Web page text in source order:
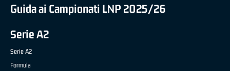
Guida ai Campionati LNP 2025/26
Serie A2
Serie A2
Formula